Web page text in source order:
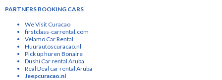
PARTNERS BOOKING CARS
We Visit Curacao
firstclass-carrental.com
Velamo Car Rental
Huurautoscuracao.nl
Pick up huren Bonaire
Dushi Car rental Aruba
Real Deal car rental Aruba
Jeepcuracao.nl